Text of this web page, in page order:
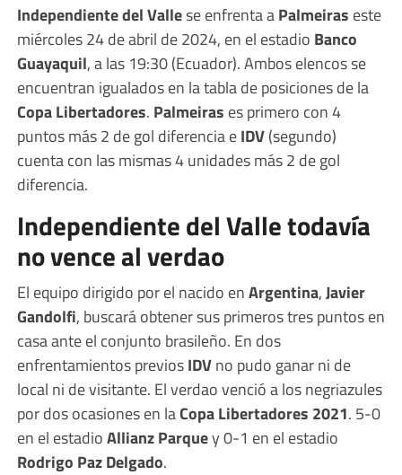
Independiente del Vallese enfrenta aPalmeiras este
miércoles 24 de abril de 2024, en el estadio Banco
Guayaquil, a las 19:30 (Ecuador). Ambos elencos se
encuentran igualados en la tabla de posiciones de la
Copa Libertadores. Palmeiras es primero con 4
puntos más 2 de gol diferencia eIDV(segundo)
cuenta con las mismas 4 unidades más 2 de gol
diferencia.
Independiente del Valle todavía
no vence al verdao
El equipo dirigido por el nacido enArgentina,Javier
Gandolfi, buscará obtener sus primeros tres puntos en
casa ante el conjunto brasileño. En dos
enfrentamientos previosIDVno pudo ganar ni de
local ni de visitante. El verdao venció a los negriazules
por dos ocasiones en laCopa Libertadores 2021. 5-0
en el estadioAllianz Parquey 0-1 en el estadio
Rodrigo Paz Delgado.